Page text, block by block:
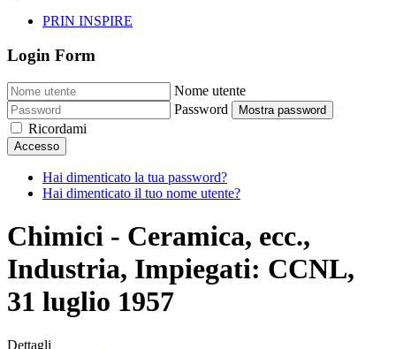
PRIN INSPIRE
Login Form
Nome utente
Password
Mostra password
Ricordami
Accesso
Hai dimenticato la tua password?
Hai dimenticato il tuo nome utente?
Chimici - Ceramica, ecc.,
Industria, Impiegati: CCNL,
31 luglio 1957
Dettagli